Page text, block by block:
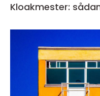
Kloakmester: